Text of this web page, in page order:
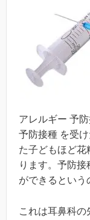
アレルギー 予
予防接種 を受
た子どもほど花
ります。予防
ができるという
これは耳鼻科